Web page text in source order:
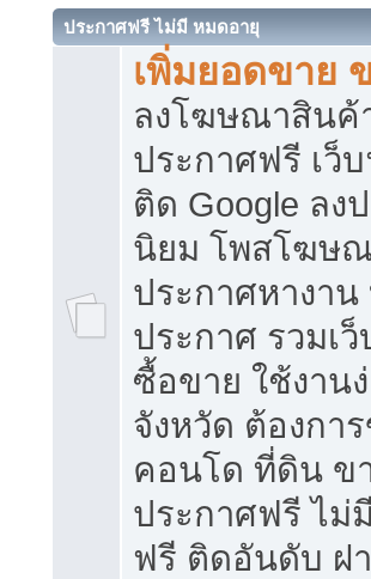
ประกาศฟรี ไม่มี หมดอายุ
เพิ่มยอดขาย
ลงโฆษณาสิน
ประกาศฟรี เว็
ติด Google ลง
นิยม โพสโฆษ
ประกาศหางาน
ประกาศ รวมเ
ซื้อขาย ใช้งาน
จังหวัด ต้องกา
คอนโด ที่ดิน ข
ประกาศฟรี ไม่
ฟรี ติดอันดับ ฝ